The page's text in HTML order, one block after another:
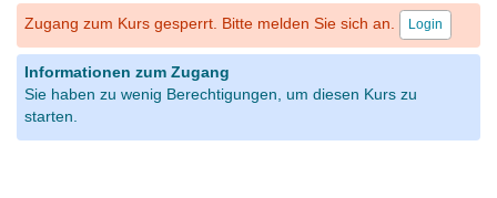
Zugang zum Kurs gesperrt. Bitte melden Sie sich an. Login
Informationen zum Zugang
Sie haben zu wenig Berechtigungen, um diesen Kurs zu
starten.